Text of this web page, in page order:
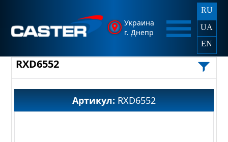
Украина
г. Днепр
RU
UA
EN
RXD6552
Артикул:RXD6552